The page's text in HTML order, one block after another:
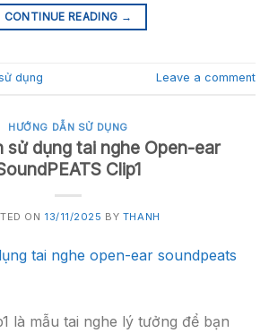
CONTINUE READING →
dụng Leave a comment
HƯỚNG DẪN SỬ DỤNG
sử dụng tai nghe Open-ear
Clip1
ON 13/11/2025 BY THANH
là mẫu tai nghe lý tưởng để bạn